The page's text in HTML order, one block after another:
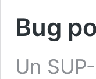
Bug
Un